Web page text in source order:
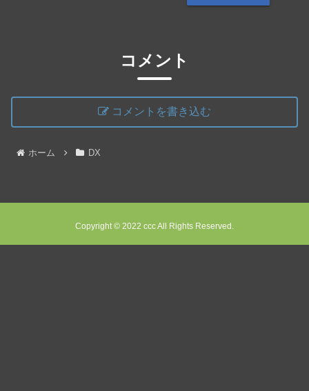
コメント
コメントを書き込む
ホーム DX
Copyright © 2022 ccc All Rights Reserved.